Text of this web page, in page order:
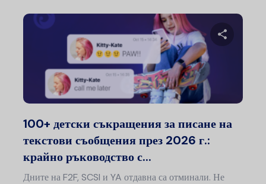
100+ детски съкращения за писане на
текстови съобщения през 2026 г.:
крайно ръководство с...
Дните на F2F, SCSI и YA отдавна са отминали. Не